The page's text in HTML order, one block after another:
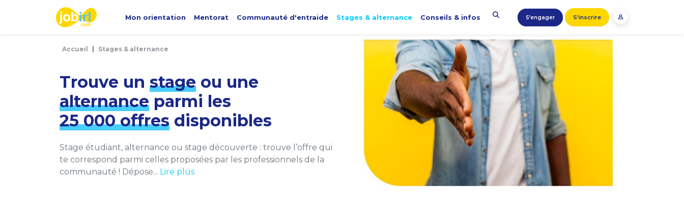
Mon orientation Mentorat Communauté d'entraide Stages & alternance Conseils & infos S’engager S'inscrire
Accueil Stages & alternance
Trouve un stage ou une
alternance parmi les
25 000 offres disponibles
Stage étudiant, alternance ou stage découverte : trouve l’offre qui
te correspond parmi celles proposées par les professionnels de la
communauté ! Dépose... Lire plus
Panneau de gestion des cookies